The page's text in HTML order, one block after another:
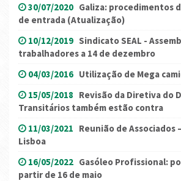
30/07/2020 Galiza: procedimentos
de entrada (Atualização)
10/12/2019 Sindicato SEAL -
trabalhadores a 14 de dezembro
04/03/2016 Utilização de Mega
15/05/2018 Revisão da Diretiva do
Transitários também estão contra
11/03/2021 Reunião de Associados
Lisboa
16/05/2022 Gasóleo Profissional:
partir de 16 de maio